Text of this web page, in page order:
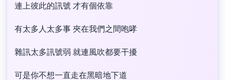
連上彼此的訊號 才有個依靠
有太多人太多事 夾在我們之間咆哮
雜訊太多訊號弱 就連風吹都要干擾
可是你不想一直走在黑暗地下道